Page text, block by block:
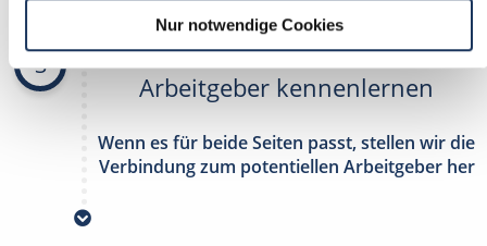
Nur notwendige Cookies
3
Arbeitgeber kennenlernen
Wenn es für beide Seiten passt, stellen wir die
Verbindung zum potentiellen Arbeitgeber her